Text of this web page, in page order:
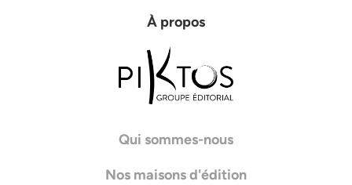
À propos
Qui sommes-nous
Nos maisons d'édition